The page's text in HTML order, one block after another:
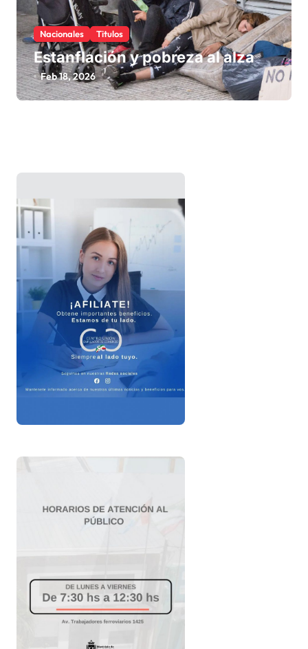
Nacionales Titulos
Estanflación y pobreza al alza
Feb 18, 2026